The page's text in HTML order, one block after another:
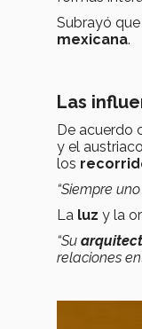
Subrayó
mexicana.
Las
De acuerdo
y el austriaco
los
“Siempre
La luz y la
“Su
relaciones